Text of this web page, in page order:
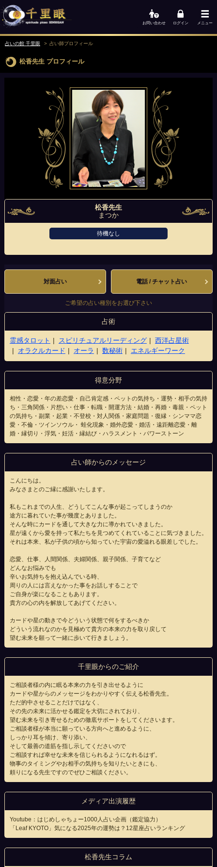
お問い合わせ ログイン メニュー
占いの館 千里眼 占い師プロフィール
松香先生 プロフィール
松香先生
まつか
待機なし
対面占い 電話 / チャット占い
ご希望の占い種別をお選び下さい
占術
霊感タロット スピリチュアルリーディング
西洋占星術
オラクルカード
オーラ 数秘術 エネルギーワーク
得意分野
相性・恋愛・年の差恋愛・自己肯定感・ペットの気持ち・運勢・相手の気持
ち・三角関係・片想い・仕事・転職・開運方法・結婚・再婚・毒親・ペット
の気持ち・副業・起業・不登校・対人関係・家庭問題・復縁・シンママ恋
愛・不倫・ツインソウル・ 蛙化現象・婚外恋愛・婚活・遠距離恋愛・離
婚・縁切り・浮気・妊活・縁結び・ハラスメント・パワーストーン
占い師からのメッセージ
こんにちは。
みなさまとのご縁に感謝いたします。
私もこれまでの人生、どうしてこんな事が起こってしまうのか
途方に暮れていた事が幾度とありました。
そんな時にカードを通して大きな力に導かれていきました。
星が遠くから愛を持って私たちを見つめてくれていることに気づきました。
それは本来、私が子供の頃から知っていた宇宙の愛溢れる眼差しでした。
恋愛、仕事、人間関係、夫婦関係、親子関係、子育てなど
どんなお悩みでも
辛いお気持ちを抱え込んでいる時、
周りの人には言えなかった事をお話しすることで
ご自身が楽になることもあります。
貴方の心の内を解放してあげてください。
カードや星の動きで今どういう状態で何をするべきか
どういう流れなのかを見極めて貴方の本来の力を取り戻して
望む未来を願って一緒に歩いて行きましょう。
千里眼からのご紹介
ご相談者様の内に眠る本来の力を引き出せるように
カードや星からのメッセージをわかりやすく伝える松香先生。
ただ的中させることだけではなく、
その先の未来に活かせる鑑定を大切にされており、
望む未来を引き寄せるための徹底サポートをしてくださいます。
ご相談者様が本当に願っている方向へと進めるように、
しっかり耳を傾け、寄り添い、
そして最善の道筋を指し示してくださいので
ご相談すれば幸せな未来を信じられるようになれるはず。
物事のタイミングやお相手の気持ちを知りたいときにも、
頼りになる先生ですのでぜひご相談ください。
メディア出演履歴
Youtube：はじめしゃちょー1000人占い企画（鑑定協力）
「Leaf KYOTO」 気になる2025年の運勢は？12星座占いランキング
松香先生コラム